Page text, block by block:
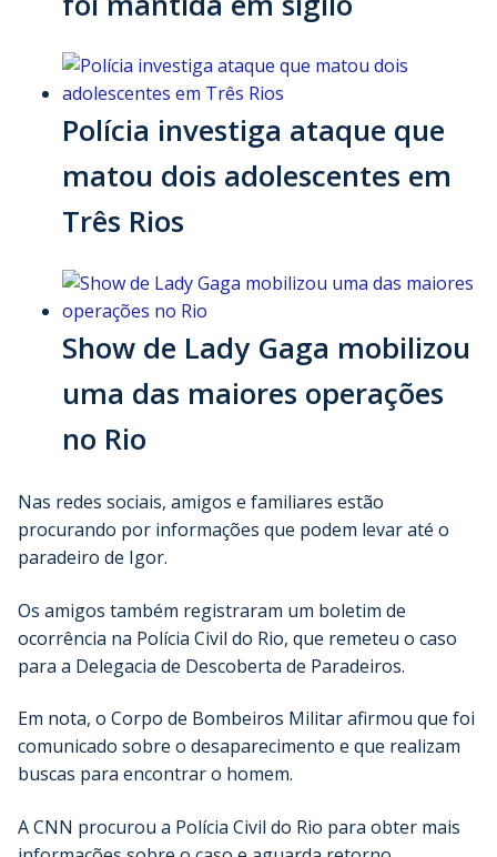
Polícia investiga ataque que
matou dois adolescentes em
Três Rios
Show de Lady Gaga mobilizou
uma das maiores operações
no Rio
Nas redes sociais, amigos e familiares estão
procurando por informações que podem levar até o
paradeiro de Igor.
Os amigos também registraram um boletim de
ocorrência na Polícia Civil do Rio, que remeteu o caso
para a Delegacia de Descoberta de Paradeiros.
Em nota, o Corpo de Bombeiros Militar afirmou que foi
comunicado sobre o desaparecimento e que realizam
buscas para encontrar o homem.
A CNN procurou a Polícia Civil do Rio para obter mais